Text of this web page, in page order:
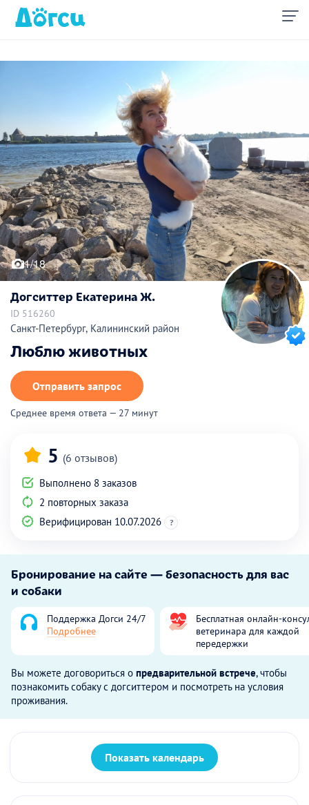
1/18
Догситтер Екатерина Ж.
ID 516260
Санкт-Петербург, Калининский район
Люблю животных
Отправить запрос
Среднее время ответа — 27 минут
5 (6 отзывов)
Выполнено 8 заказов
2 повторных заказа
Верифицирован 10.07.2026
?
Бронирование на сайте — безопасность для вас
и собаки
Поддержка Догси 24/7
Подробнее
Бесплатная онлайн-
ветеринара для каждой
передержки
Вы можете договориться о предварительной встрече, чтобы
познакомить собаку с догситтером и посмотреть на условия
проживания.
Показать календарь